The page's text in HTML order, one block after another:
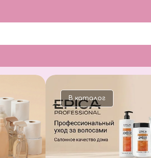
В каталог